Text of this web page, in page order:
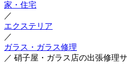
家・住宅
／
エクステリア
／
ガラス・ガラス修理
／ 硝子屋・ガラス店の出張修理